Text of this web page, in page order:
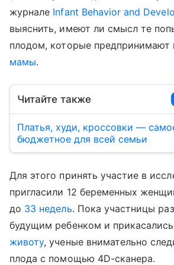
журнале Infant Behavior and
выяснить, имеют ли смысл те
плодом, которые предпринимают
мамы.
Читайте также
Платья, худи, кроссовки —
бюджетное для всей семьи
Для этого принять участие в
пригласили 12 беременных
до 33 недель. Пока участницы
будущим ребенком и прикасались
животу, ученые внимательно
плода с помощью 4D-сканера.